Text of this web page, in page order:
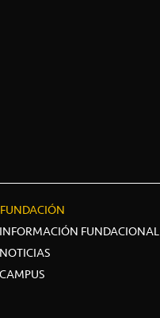
FUNDACIÓN
INFORMACIÓN FUNDACIONAL
NOTICIAS
CAMPUS